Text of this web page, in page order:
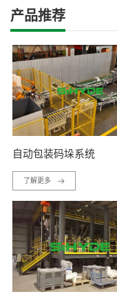
产品推荐
自动包装码垛系统
了解更多